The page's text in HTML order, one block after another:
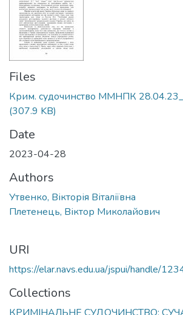
Files
Крим. судочинство ММНПК
(307.9 KB)
Date
2023-04-28
Authors
Утвенко, Вікторія Віталіївна
Плетенець, Віктор Миколайович
URI
https://elar.navs.edu.ua/jspui/handle/
Collections